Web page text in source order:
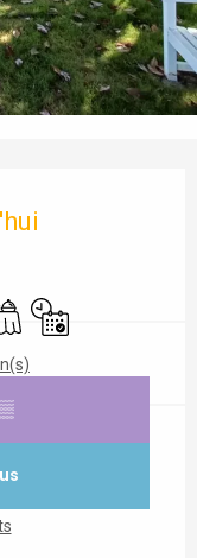
Uniquement sur